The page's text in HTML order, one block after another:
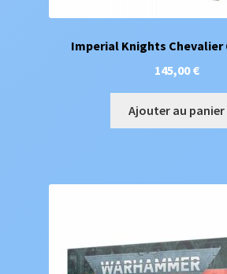
Imperial Knights Chevalier
145,00€
Ajouter au panier